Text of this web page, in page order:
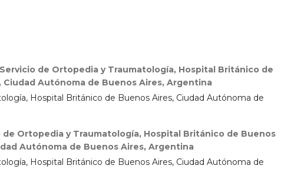
Servicio de Ortopedia y Traumatología, Hospital Británico de
Ciudad Autónoma de Buenos Aires, Argentina
Hospital Británico de Buenos Aires, Ciudad Autónoma de
de Ortopedia y Traumatología, Hospital Británico de Buenos
Autónoma de Buenos Aires, Argentina
Hospital Británico de Buenos Aires, Ciudad Autónoma de